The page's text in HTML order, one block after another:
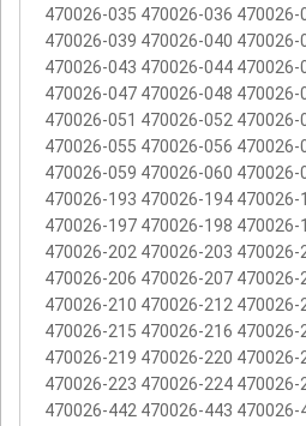
470026-035 470026-036 470026-
470026-039 470026-040
470026-043 470026-044 470026-
470026-047 470026-048 470026-
470026-051 470026-052
470026-055 470026-056 470026-
470026-059 470026-060 470026-
470026-193 470026-194 470026-
470026-197 470026-198 470026-
470026-202 470026-203 470026-
470026-206 470026-207 470026-
470026-210 470026-212
470026-215 470026-216 470026-
470026-219 470026-220
470026-223 470026-224 470026-
470026-442 470026-443 470026-